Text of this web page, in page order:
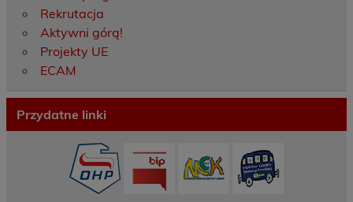
Rekrutacja
Aktywni górą!
Projekty UE
ECAM
Przydatne linki